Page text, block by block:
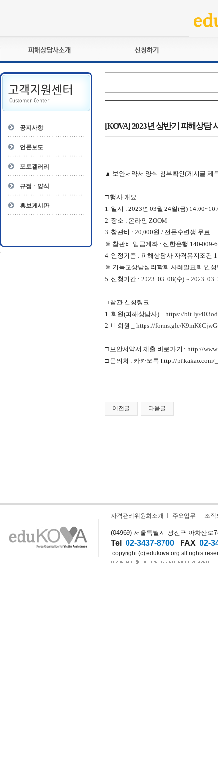
피해상담사란?
자격관리규정
상담사 자격증 확인
- 피해상담사 1급
- 전문수련감독자
- 전문수련기관
교육훈련
자격복원
공지사항
언론보도
포토갤러리
규정ㆍ양식
홍보게시판
[KOVA] 2023년 상반기 피해상담
▲ 보안서약서 양식 첨부확인(게시글 제
□ 행사 개요
1. 일시 : 2023년 03월 24일(금)
2. 장소 : 온라인 ZOOM
3. 참관비 : 20,000원 / 전문수련생 무료
※ 참관비 입금계좌 : 신한은행 140-009-
4. 인정기준 : 피해상담사 자격유지조건 1
※ 기독교상담심리학회 사례발표회 인
5. 신청기간 : 2023. 03. 08(수) ~ 2023. 03.
□ 참관 신청링크 :
1. 회원(피해상담사) _ https://bit.ly/
2. 비회원 https://forms.gle/
□ 보안서약서 제출 바로가기 : http://
□ 문의처 : 카카오톡 http://pf.kakao.com/
이전글 다음글
자격관리위원회소개 주요업무 조직
(04969) 서울특별시 광진구 아차산로
Tel 02-3437-8700 FAX 02-
copyright (c) edukova.org all rights